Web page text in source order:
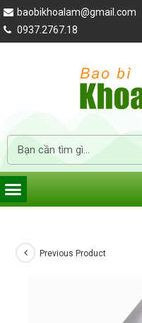
baobikhoalam@gmail.com
0937.2767.18
Previous Product